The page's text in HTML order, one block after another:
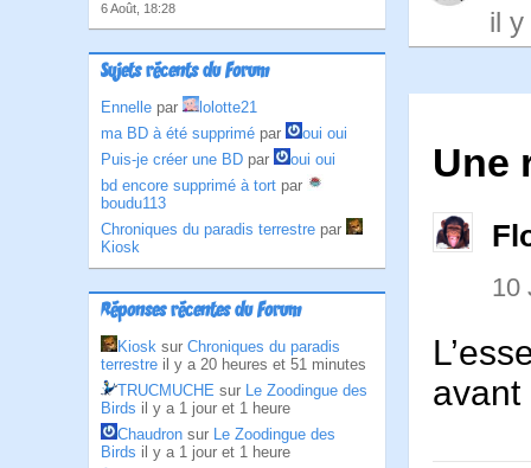
6 Août, 18:28
Sujets récents du Forum
Ennelle par
lolotte21
ma BD à été supprimé par
oui oui
Puis-je créer une BD par
oui oui
bd encore supprimé à tort par
boudu113
Chroniques du paradis terrestre par
Kiosk
Réponses récentes du Forum
Kiosk sur Chroniques du paradis
terrestre il y a 20 heures et 51 minutes
TRUCMUCHE sur Le Zoodingue des
Birds il y a 1 jour et 1 heure
Chaudron sur Le Zoodingue des
Birds il y a 1 jour et 1 heure
il y
Une
10